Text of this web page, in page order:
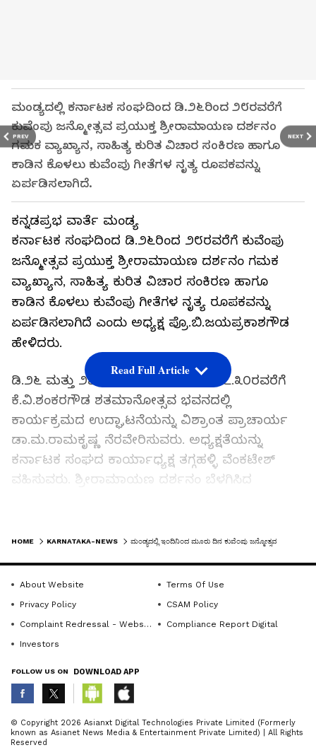
PREV NEXT
ಮಂಡ್ಯದಲ್ಲಿ ಕರ್ನಾಟಕ ಸಂಘದಿಂದ ಡಿ.೨೬ರಿಂದ ೨೮ರವರೆಗೆ
ಕುವೆಂಪು ಜನ್ಮೋತ್ಸವ ಪ್ರಯುಕ್ತ ಶ್ರೀರಾಮಾಯಣ ದರ್ಶನಂ
ಗಮಕ ವ್ಯಾಖ್ಯಾನ, ಸಾಹಿತ್ಯ ಕುರಿತ ವಿಚಾರ ಸಂಕಿರಣ ಹಾಗೂ
ಕಾಡಿನ ಕೊಳಲು ಕುವೆಂಪು ಗೀತೆಗಳ ನೃತ್ಯ ರೂಪಕವನ್ನು
ಏರ್ಪಡಿಸಲಾಗಿದೆ.
ಕನ್ನಡಪ್ರಭ ವಾರ್ತೆ ಮಂಡ್ಯ
ಕರ್ನಾಟಕ ಸಂಘದಿಂದ ಡಿ.೨೬ರಿಂದ ೨೮ರವರೆಗೆ ಕುವೆಂಪು
ಜನ್ಮೋತ್ಸವ ಪ್ರಯುಕ್ತ ಶ್ರೀರಾಮಾಯಣ ದರ್ಶನಂ ಗಮಕ
ವ್ಯಾಖ್ಯಾನ, ಸಾಹಿತ್ಯ ಕುರಿತ ವಿಚಾರ ಸಂಕಿರಣ ಹಾಗೂ
ಕಾಡಿನ ಕೊಳಲು ಕುವೆಂಪು ಗೀತೆಗಳ ನೃತ್ಯ ರೂಪಕವನ್ನು
ಏರ್ಪಡಿಸಲಾಗಿದೆ ಎಂದು ಅಧ್ಯಕ್ಷ ಪ್ರೊ.ಬಿ.ಜಯಪ್ರಕಾಶಗೌಡ
ಹೇಳಿದರು.
ಡಿ.೨೬ ಮತ್ತು ೨೭ರಂದು ಸಂಜೆ ೫.೪೬ ರಿಂದ ೭.೩೦ರವರೆಗೆ
ಕೆ.ವಿ.ಶಂಕರಗೌಡ ಶತಮಾನೋತ್ಸವ ಭವನದಲ್ಲಿ
ಕಾರ್ಯಕ್ರಮದ ಉದ್ಘಾಟನೆಯನ್ನು ವಿಶ್ರಾಂತ ಪ್ರಾಚಾರ್ಯ
ಡಾ.ಮ.ರಾಮಕೃಷ್ಣ ನೆರವೇರಿಸುವರು. ಅಧ್ಯಕ್ಷತೆಯನ್ನು
ಕರ್ನಾಟಕ ಸಂಘದ ಕಾರ್ಯಾಧ್ಯಕ್ಷ ತಗ್ಗಹಳ್ಳಿ ವೆಂಕಟೇಶ್
ವಹಿಸುವರು. ಶ್ರೀರಾಮಾಯಣ ದರ್ಶನಂ ಬೆಳಗಿಸಿದ
ಡಿ.೨೭ರಂದು ಶ್ರೀರಾಮಾಯಣ ದರ್ಶನಂ ಹಾಗೂ ಕುವೆಂಪು
ಪ್ರತಿಷ್ಠಾನದ ಸದಸ್ಯರು ಪ್ರಸ್ತುತಪಡಿಸುವರು ಎಂದು ಗುರುವಾರ
ಸುದ್ದಿಗೋಷ್ಠಿಯಲ್ಲಿ ತಿಳಿಸಿದರು.
ತೆರಿಗೆ ಇಲಾಖೆ ಮುಖ್ಯ ಆಯುಕ್ತ ಜಯರಾಂ ರಾಯಪುರ
ವಹಿಸುವರು. ವಿಚಾರ ಕ್ರಾಂತಿಗೆ ಆಹ್ವಾನದ ಹಿನ್ನೆಲೆಯಲ್ಲಿ
ನಿರಂಕುಶ ಮತಿತ್ವ ಕುರಿತು ವಿಮರ್ಶಕ
ಪ್ರೊ.ಎಸ್.ಜಿ.ಸಿದ್ದರಾಮಯ್ಯ, ಕುವೆಂಪು ಸಾಹಿತ್ಯ ಪ್ರವೇಶಕ್ಕೆ
Read Full Article
ABOUT THE AUTHOR
K KannadaprabhaNewsNetwork
HOME KARNATAKA-NEWS ಮಂಡ್ಯದಲ್ಲಿ ಇಂದಿನಿಂದ ಮೂರು ದಿನ ಕುವೆಂಪು ಜನ್ಮೋತ್ಸವ
About Website
Terms Of Use
Privacy Policy
CSAM Policy
Complaint Redressal - Website
Compliance Report Digital
Investors
FOLLOW US ON DOWNLOAD APP
© Copyright 2026 Asianxt Digital Technologies Private Limited (Formerly
known as Asianet News Media & Entertainment Private Limited) | All Rights
Reserved